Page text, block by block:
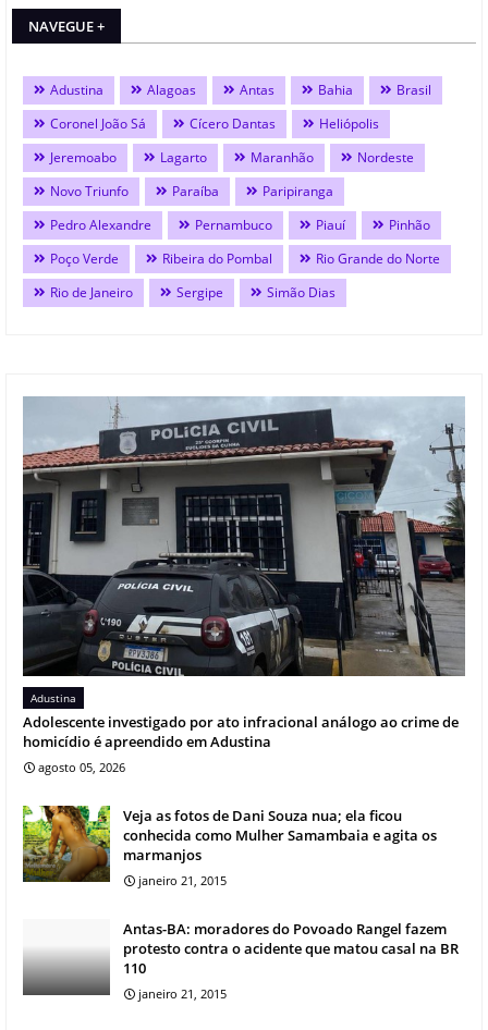
NAVEGUE +
Adustina Alagoas Antas Bahia
Brasil
Coronel João Sá
Cícero Dantas
Heliópolis
Jeremoabo
Lagarto Maranhão
Nordeste
Novo Triunfo
Paraíba
Paripiranga
Pedro Alexandre
Pernambuco Piauí
Pinhão
Poço Verde
Ribeira do Pombal
Rio Grande do Norte
Rio de Janeiro
Sergipe Simão Dias
Adustina
Adolescente investigado por ato infracional análogo ao crime de
homicídio é apreendido em Adustina
agosto 05, 2026
Veja as fotos de Dani Souza nua; ela ficou
conhecida como Mulher Samambaia e agita os
marmanjos
janeiro 21, 2015
Antas-BA: moradores do Povoado Rangel fazem
protesto contra o acidente que matou casal na BR
110
janeiro 21, 2015